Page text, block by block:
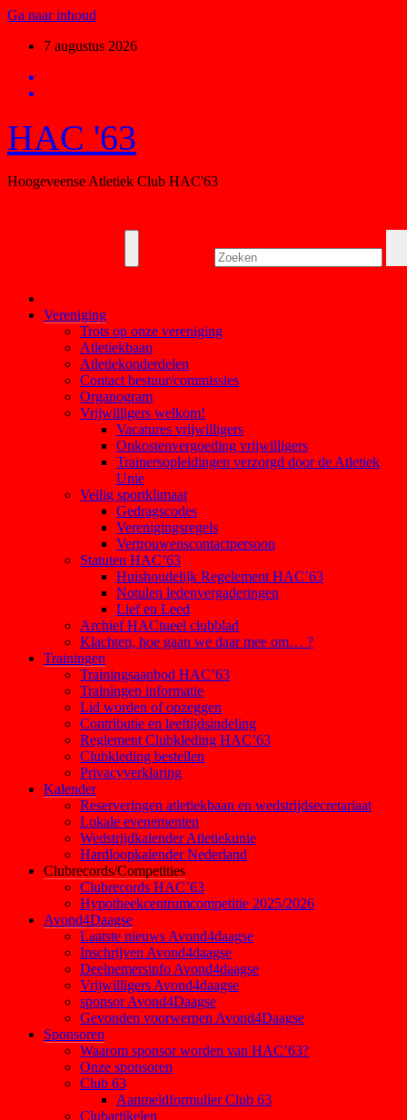
Ga naar inhoud
7 augustus 2026
HAC '63
Hoogeveense Atletiek Club HAC'63
Vereniging
Trots op onze vereniging
Atletiekbaan
Atletiekonderdelen
Contact bestuur/commissies
Organogram
Vrijwilligers welkom!
Vacatures vrijwilligers
Onkostenvergoeding vrijwilligers
Trainersopleidingen verzorgd door de Atletiek
Unie
Veilig sportklimaat
Gedragscodes
Verenigingsregels
Vertrouwenscontactpersoon
Statuten HAC’63
Huishoudelijk Regelement HAC’63
Notulen ledenvergaderingen
Lief en Leed
Archief HACtueel clubblad
Klachten, hoe gaan we daar mee om… ?
Trainingen
Trainingsaanbod HAC’63
Trainingen informatie
Lid worden of opzeggen
Contributie en leeftijdsindeling
Reglement Clubkleding HAC’63
Clubkleding bestellen
Privacyverklaring
Kalender
Reserveringen atletiekbaan en wedstrijdsecretariaat
Lokale evenementen
Wedstrijdkalender Atletiekunie
Hardloopkalender Nederland
Clubrecords/Competities
Clubrecords HAC’63
Hypotheekcentrumcompetitie 2025/2026
Avond4Daagse
Laatste nieuws Avond4daagse
Inschrijven Avond4daagse
Deelnemersinfo Avond4daagse
Vrijwilligers Avond4daagse
sponsor Avond4Daagse
Gevonden voorwerpen Avond4Daagse
Sponsoren
Waarom sponsor worden van HAC’63?
Onze sponsoren
Club 63
Aanmeldformulier Club 63
Clubartikelen